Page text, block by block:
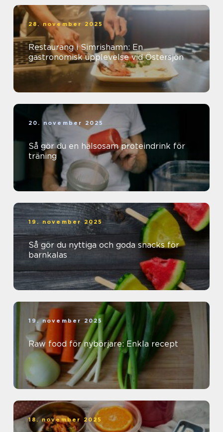
28. november 2025
Restaurang i Simrishamn: En
gastronomisk upplevelse vid Östersjön
20. november 2025
Så gör du en hälsosam proteindrink för
träning
19. november 2025
Så gör du nyttiga och goda snacks för
barnkalas
19. november 2025
Raw food för nybörjare: Enkla recept
18. november 2025